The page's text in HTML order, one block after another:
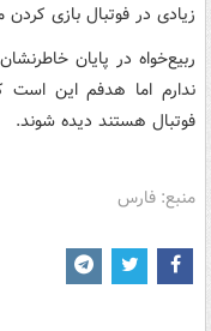
زیادی در فوتبال بازی
ربیع‌خواه در پایان
ندارم اما هدفم این است
فوتبال هستند دیده شوند.
منبع: فارس